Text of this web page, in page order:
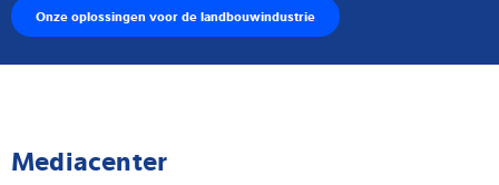
Onze oplossingen voor de landbouwindustrie
Mediacenter